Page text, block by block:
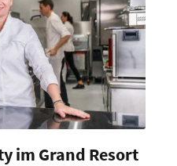
im Grand Resort